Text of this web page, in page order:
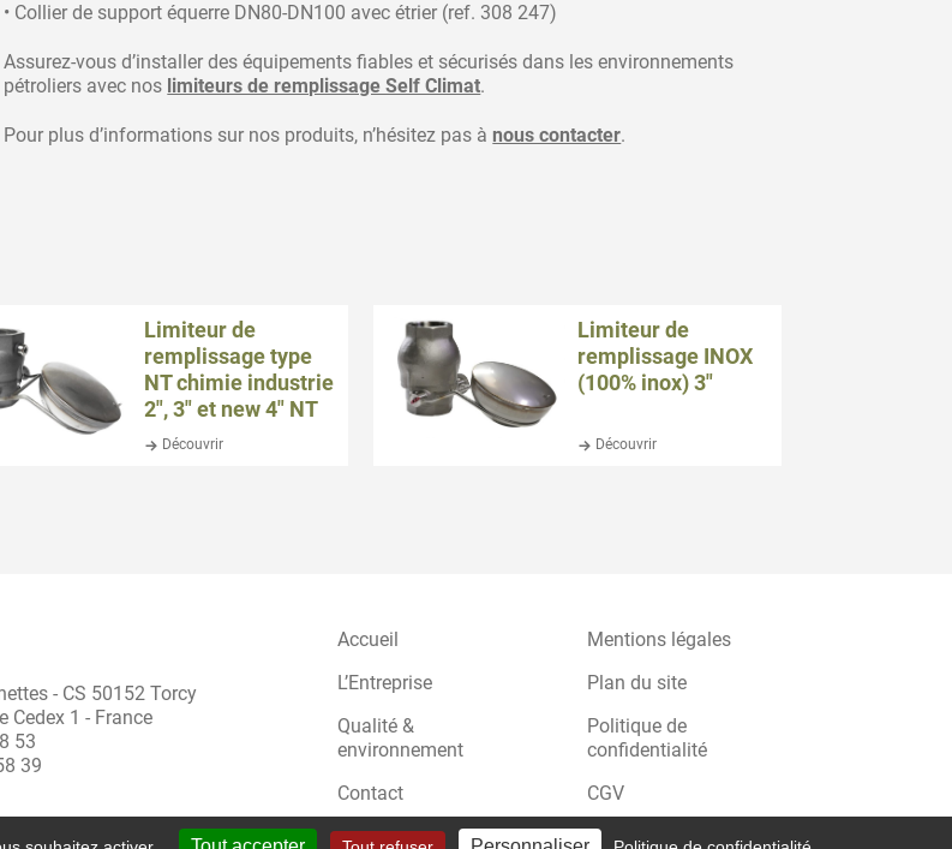
• Collier de support équerre DN80-DN100 avec étrier (ref. 308 247)
Assurez-vous d’installer des équipements fiables et sécurisés dans les environnements
pétroliers avec nos limiteurs de remplissage Self Climat.
Pour plus d’informations sur nos produits, n’hésitez pas à nous contacter.
Limiteur de
remplissage type
NT chimie industrie
2″, 3″ et new 4″ NT
Découvrir
Limiteur de
remplissage INOX
(100% inox) 3″
Découvrir
- CS 50152 Torcy
Cedex 1 - France
53
39
Accueil
L’Entreprise
Qualité &
environnement
Contact
Mentions légales
Plan du site
Politique de
confidentialité
CGV